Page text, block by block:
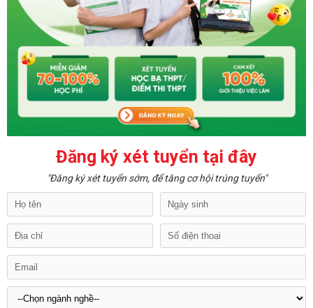
Đăng ký xét tuyển tại đây
"Đăng ký xét tuyển sớm, để tăng cơ hội trúng tuyển"